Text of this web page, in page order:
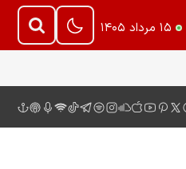
۱۵ مرداد ۱۴۰۵